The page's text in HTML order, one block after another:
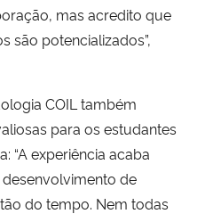
mas acredito que
são potencializados”,
COIL também
para os estudantes
“A experiência acaba
de
do tempo. Nem todas